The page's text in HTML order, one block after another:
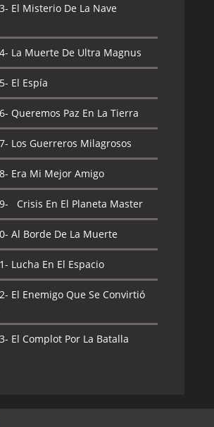
El Misterio De La Nave
La Muerte De Ultra Magnus
El Espía
Queremos Paz En La Tierra
Los Guerreros Milagrosos
Era Mi Mejor Amigo
Crisis En El Planeta Master
Al Borde De La Muerte
Lucha En El Espacio
El Enemigo Que Se Convirtió
El Complot Por La Batalla
La Última Batalla En La